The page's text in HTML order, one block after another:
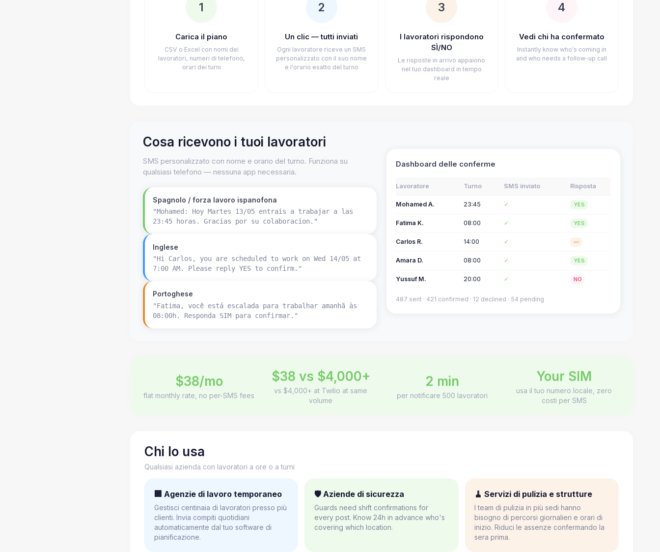
1
Carica il piano
CSV o Excel con nomi dei
lavoratori, numeri di telefono,
orari dei turni
2
Un clic — tutti inviati
Ogni lavoratore riceve un SMS
personalizzato con il suo nome
e l'orario esatto del turno
3
I lavoratori rispondono
SÌ/NO
Le risposte in arrivo appaiono
nel tuo dashboard in tempo
reale
4
Vedi chi ha confermato
Instantly know who's coming in
and who needs a follow-up call
Cosa ricevono i tuoi lavoratori
SMS personalizzato con nome e orario del turno. Funziona su
qualsiasi telefono — nessuna app necessaria.
Spagnolo / forza lavoro ispanofona
"Mohamed: Hoy Martes 13/05 entrais a trabajar a las
23:45 horas. Gracias por su colaboracion."
Inglese
"Hi Carlos, you are scheduled to work on Wed 14/05 at
7:00 AM. Please reply YES to confirm."
Portoghese
"Fatima, você está escalada para trabalhar amanhã às
08:00h. Responda SIM para confirmar."
Dashboard delle conferme
Lavoratore Turno SMS inviato Risposta
Mohamed A. 23:45 ✓ YES
Fatima K. 08:00 ✓ YES
Carlos R. 14:00 ✓ —
Amara D. 08:00 ✓ YES
Yussuf M. 20:00 ✓ NO
487 sent · 421 confirmed · 12 declined · 54 pending
$38/mo
flat monthly rate, no per-SMS fees
$38 vs $4,000+
vs $4,000+ at Twilio at same
volume
2 min
per notificare 500 lavoratori
Your SIM
usa il tuo numero locale, zero
costi per SMS
Chi lo usa
Qualsiasi azienda con lavoratori a ore o a turni
🏢 Agenzie di lavoro temporaneo
Gestisci centinaia di lavoratori presso più
clienti. Invia compiti quotidiani
automaticamente dal tuo software di
pianificazione.
🛡️ Aziende di sicurezza
Guards need shift confirmations for
every post. Know 24h in advance who's
covering which location.
🧹 Servizi di pulizia e strutture
I team di pulizia in più sedi hanno
bisogno di percorsi giornalieri e orari di
inizio. Riduci le assenze confermando la
sera prima.